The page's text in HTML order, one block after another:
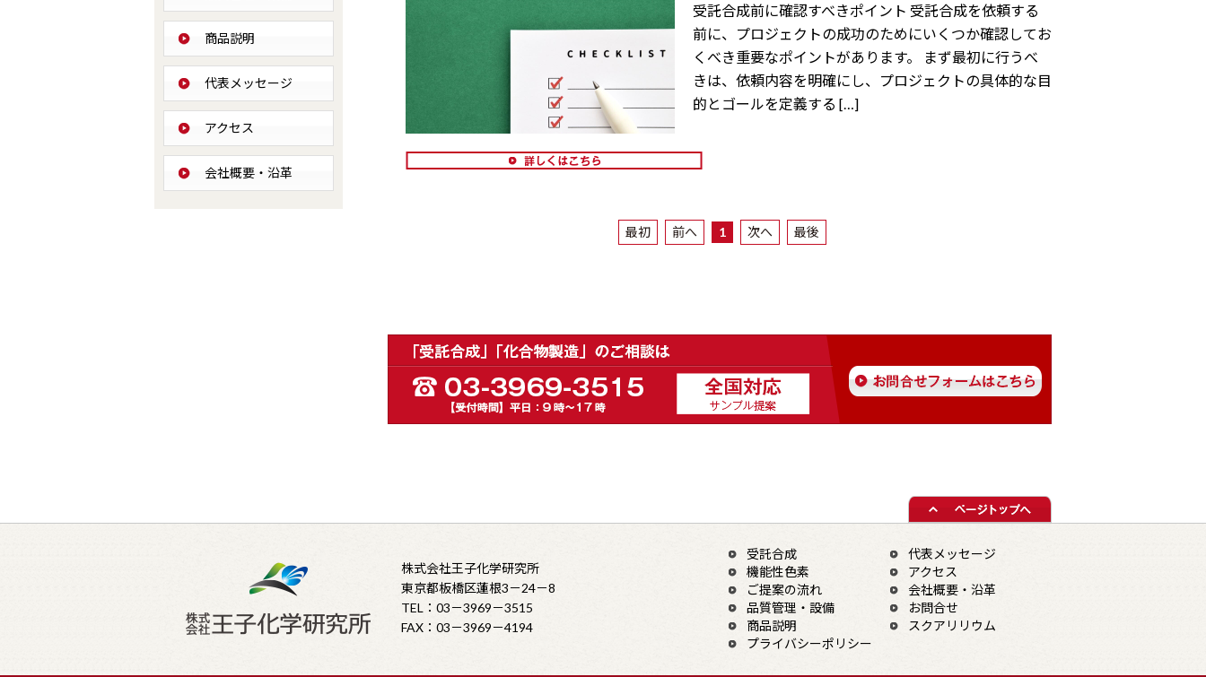
受託合成前に確認すべきポイント 受託合成を依頼する
前に、プロジェクトの成功のためにいくつか確認してお
くべき重要なポイントがあります。 まず最初に行うべ
きは、依頼内容を明確にし、プロジェクトの具体的な目
的とゴールを定義する […]
最初 前へ 1 次へ 最後
商品説明
代表メッセージ
アクセス
会社概要・沿革
株式会社王子化学研究所
東京都板橋区蓮根3－24－8
TEL：03－3969－3515
FAX：03－3969－4194
受託合成
代表メッセージ
機能性色素
アクセス
ご提案の流れ
会社概要・沿革
品質管理・設備
お問合せ
商品説明
スクアリリウム
プライバシーポリシー